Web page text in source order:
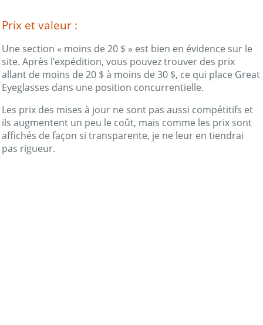
Prix et valeur :
Une section « moins de 20 $ » est bien en évidence sur le
site. Après l’expédition, vous pouvez trouver des prix
allant de moins de 20 $ à moins de 30 $, ce qui place Great
Eyeglasses dans une position concurrentielle.
Les prix des mises à jour ne sont pas aussi compétitifs et
ils augmentent un peu le coût, mais comme les prix sont
affichés de façon si transparente, je ne leur en tiendrai
pas rigueur.